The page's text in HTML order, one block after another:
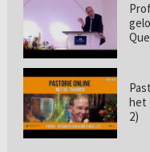
het
2)